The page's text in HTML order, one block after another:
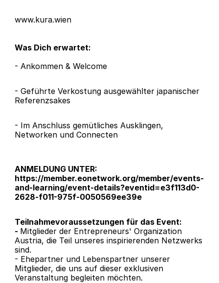
www.kura.wien
Was Dich erwartet:
- Ankommen & Welcome
- Geführte Verkostung ausgewählter japanischer
Referenzsakes
- Im Anschluss gemütliches Ausklingen,
Networken und Connecten
ANMELDUNG UNTER:
https://member.eonetwork.org/member/events-
and-learning/event-details?eventid=e3f113d0-
2628-f011-975f-0050569ee39e
Teilnahmevoraussetzungen für das Event:
- Mitglieder der Entrepreneurs' Organization
Austria, die Teil unseres inspirierenden Netzwerks
sind.
- Ehepartner und Lebenspartner unserer
Mitglieder, die uns auf dieser exklusiven
Veranstaltung begleiten möchten.